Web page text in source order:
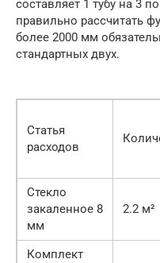
составляет 1 тубу на 3
правильно рассчитать
более 2000 мм
стандартных двух.
Статья
расходов
Стекло
закаленное 8
мм
2.2 м²
Комплект